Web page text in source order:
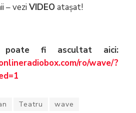
– vezi VIDEOatașat!
poate fi ascultat aici:
ro/wave/?
Teatru
wave